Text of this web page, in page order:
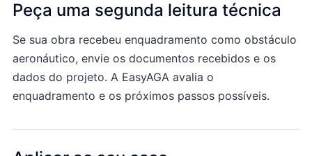
Peça uma segunda leitura técnica
Se sua obra recebeu enquadramento como obstáculo
aeronáutico, envie os documentos recebidos e os
dados do projeto. A EasyAGA avalia o
enquadramento e os próximos passos possíveis.